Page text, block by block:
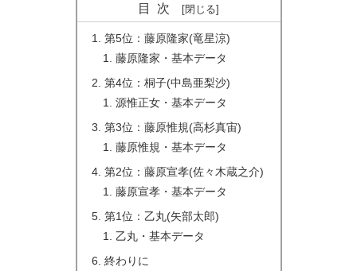
目次
第5位：藤原隆家(竜星涼)
藤原隆家・基本データ
第4位：桐子(中島亜梨沙)
源惟正女・基本データ
第3位：藤原惟規(高杉真宙)
藤原惟規・基本データ
第2位：藤原宣孝(佐々木蔵之介)
藤原宣孝・基本データ
第1位：乙丸(矢部太郎)
乙丸・基本データ
終わりに